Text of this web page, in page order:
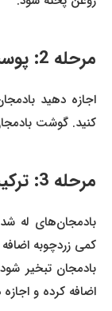
مرحله 2: پوست‌گیری و ساطوری کردن
اجازه دهید
کنید. گوشت بادمجان
مرحله 3: ترکیب مواد
بادمجان‌های له
کمی زردچوبه اضافه
بادمجان تبخیر
اضافه کرده و اجازه دهید 10 دقیقه جا